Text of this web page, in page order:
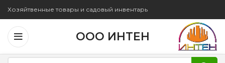
Хозяйтвенные товары и садовый инвентарь
ООО ИНТЕН